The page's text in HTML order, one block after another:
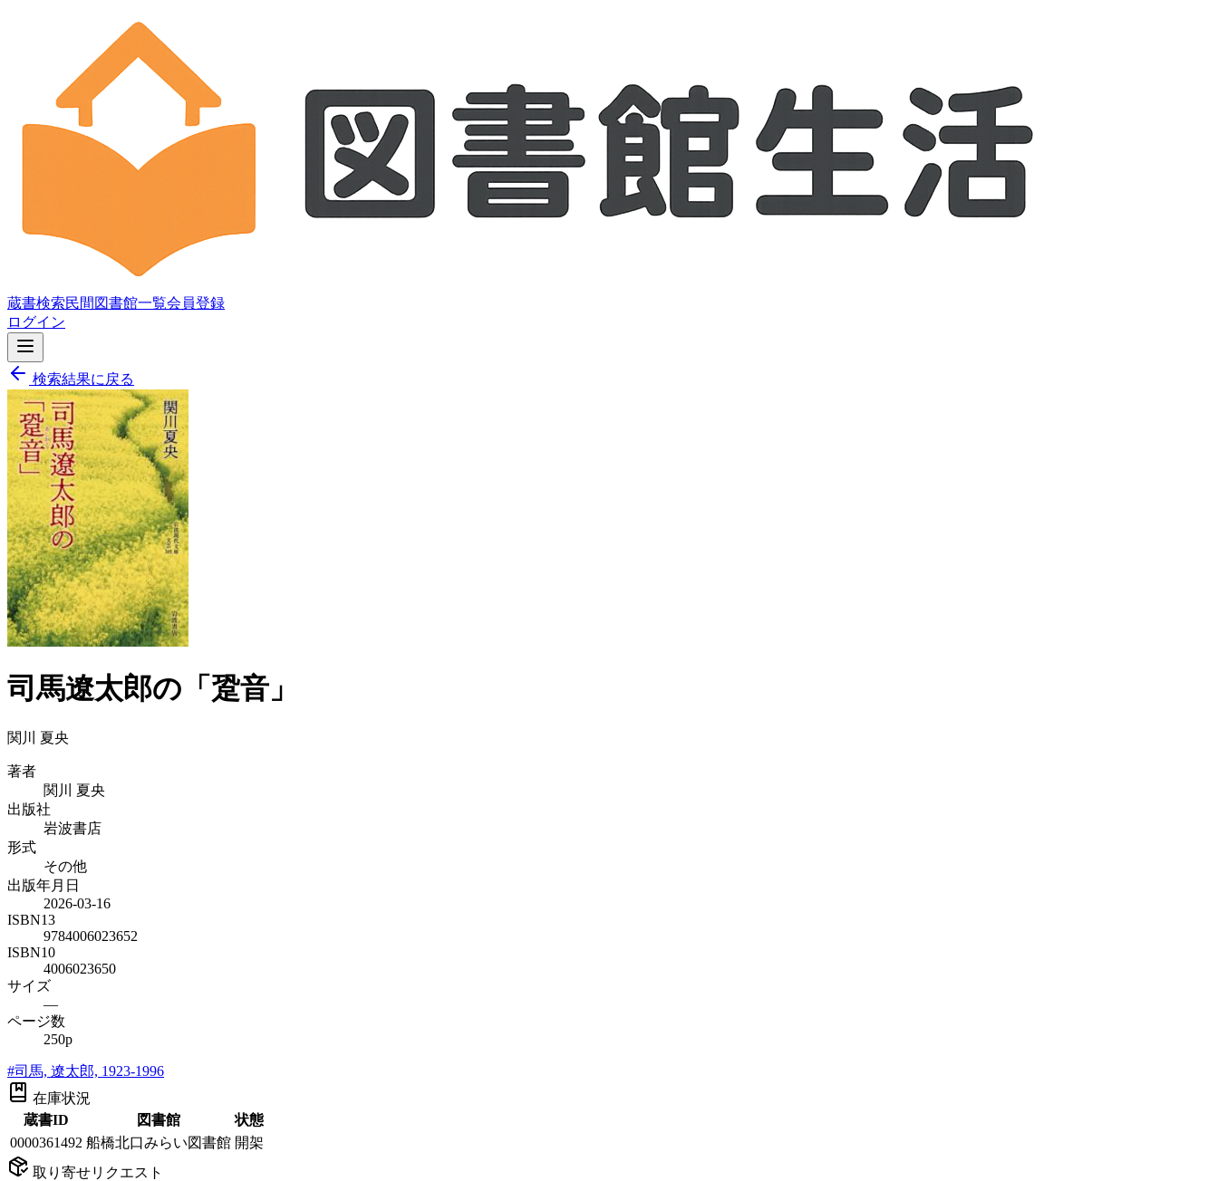
蔵書検索民間図書館一覧会員登録
ログイン
検索結果に戻る
司馬遼太郎の「跫音」
関川 夏央
著者
関川 夏央
出版社
岩波書店
形式
その他
出版年月日
2026-03-16
ISBN13
9784006023652
ISBN10
4006023650
サイズ
—
ページ数
250p
#司馬, 遼太郎, 1923-1996
在庫状況
蔵書ID
図書館
状態
0000361492 船橋北口みらい図書館 開架
取り寄せリクエスト